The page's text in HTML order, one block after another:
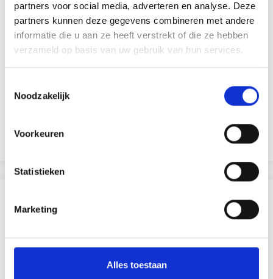
partners voor social media, adverteren en analyse. Deze
partners kunnen deze gegevens combineren met andere
informatie die u aan ze heeft verstrekt of die ze hebben
verzameld op basis van uw gebruik van hun services.
Noodzakelijk
Voorkeuren
Statistieken
Marketing
Alles toestaan
ALLER À LA MAIN À CAPUCHE DENTELLE